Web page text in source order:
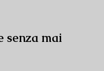
senza mai